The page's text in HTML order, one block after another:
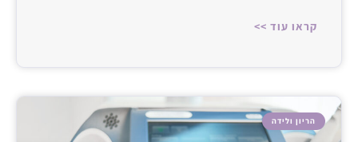
קראו עוד >>
הריון ולידה